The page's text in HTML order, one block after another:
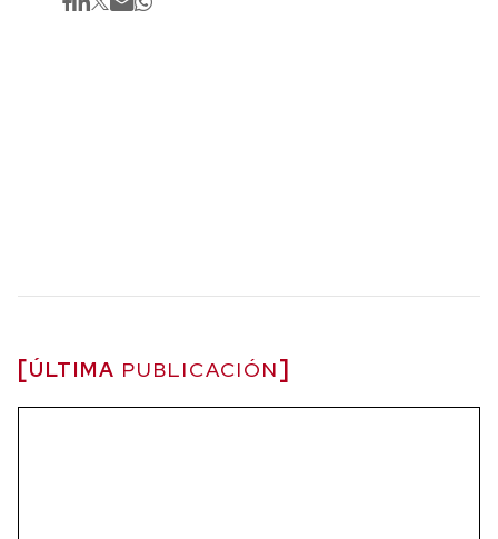
ÚLTIMA PUBLICACIÓN